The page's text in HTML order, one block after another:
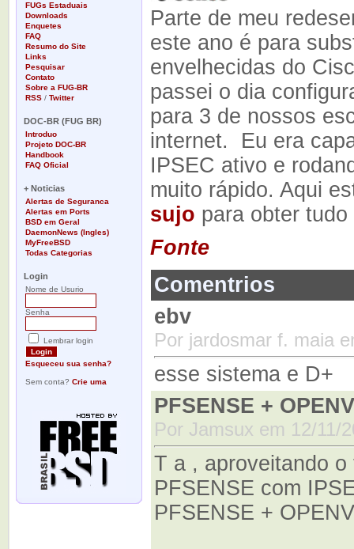
FUGs Estaduais
Downloads
Enquetes
FAQ
Resumo do Site
Links
Pesquisar
Contato
Sobre a FUG-BR
RSS / Twitter
DOC-BR (FUG BR)
Introduo
Projeto DOC-BR
Handbook
FAQ Oficial
+ Noticias
Alertas de Seguranca
Alertas em Ports
BSD em Geral
DaemonNews (Ingles)
MyFreeBSD
Todas Categorias
Login
Nome de Usurio
Senha
Lembrar login
Esqueceu sua senha?
Sem conta? Crie uma
Parte de meu
este ano é para
envelhecidas do
passei o dia
para 3 de nossos
internet. Eu era
IPSEC ativo e
muito rápido. Aqui
sujo para obter
Fonte
Comentrios
ebv
Por jardosmar f. maia
esse sistema e D+
PFSENSE +
Por Jamsux em 12/11/
T a , aproveitando
PFSENSE com
PFSENSE +